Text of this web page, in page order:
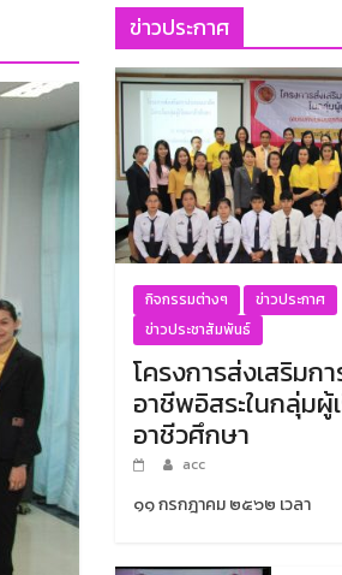
ข่าวประกาศ
กิจกรรมต่างๆ
ข่าวประกาศ
ข่าวประชาสัมพันธ์
โครงการส่งเสริมก
อาชีพอิสระในกลุ่มผู้
อาชีวศึกษา
acc
๑๑ กรกฎาคม ๒๕๖๒ เวลา